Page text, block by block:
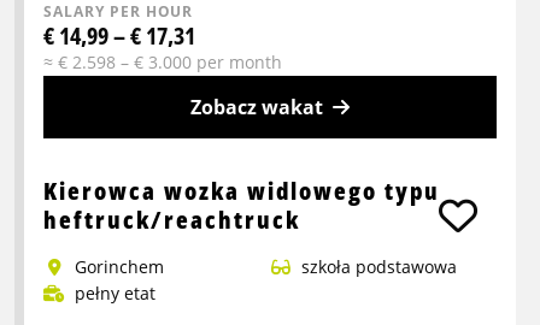
SALARY PER HOUR
€ 14,99 – € 17,31
≈ € 2.598 – € 3.000 per month
Zobacz wakat
info
about
magazynu
(crossdock)
Kierowca wozka widlowego typu
heftruck/reachtruck
Gorinchem
szkoła podstawowa
pełny etat